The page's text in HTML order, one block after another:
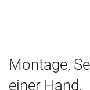
Montage,
einer Hand.